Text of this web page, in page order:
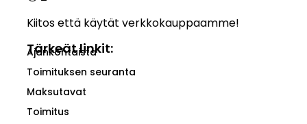
Kiitos että käytät verkkokauppaamme!
Tärkeät linkit:
Ajankohtaista
Toimituksen seuranta
Maksutavat
Toimitus